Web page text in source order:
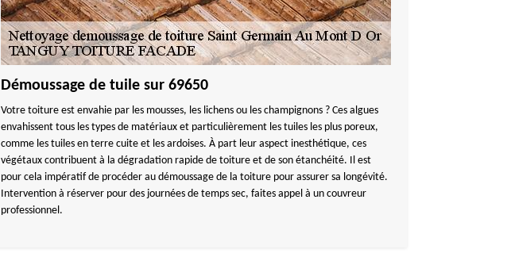
Démoussage de tuile sur 69650
Votre toiture est envahie par les mousses, les lichens ou les champignons ? Ces algues
envahissent tous les types de matériaux et particulièrement les tuiles les plus poreux,
comme les tuiles en terre cuite et les ardoises. À part leur aspect inesthétique, ces
végétaux contribuent à la dégradation rapide de toiture et de son étanchéité. Il est
pour cela impératif de procéder au démoussage de la toiture pour assurer sa longévité.
Intervention à réserver pour des journées de temps sec, faites appel à un couvreur
professionnel.